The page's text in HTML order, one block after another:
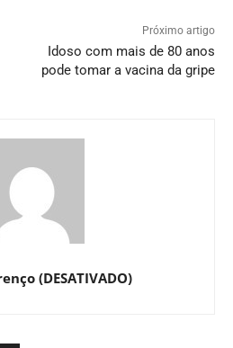
Próximo artigo
Idoso com mais de 80 anos
pode tomar a vacina da gripe
(DESATIVADO)